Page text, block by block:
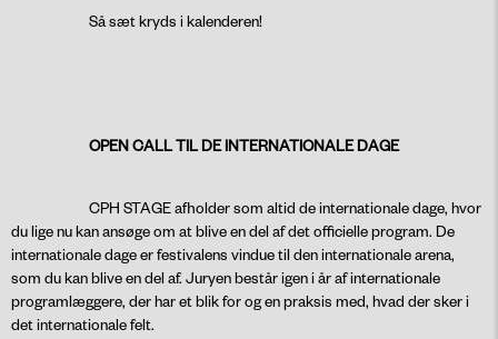
Så sæt kryds i kalenderen!
OPEN CALL TIL DE INTERNATIONALE DAGE
CPH STAGE afholder som altid de internationale dage, hvor
du lige nu kan ansøge om at blive en del af det officielle program. De
internationale dage er festivalens vindue til den internationale arena,
som du kan blive en del af. Juryen består igen i år af internationale
programlæggere, der har et blik for og en praksis med, hvad der sker i
det internationale felt.